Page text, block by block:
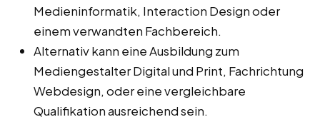
Medieninformatik, Interaction Design oder
einem verwandten Fachbereich.
Alternativ kann eine Ausbildung zum
Mediengestalter Digital und Print, Fachrichtung
Webdesign, oder eine vergleichbare
Qualifikation ausreichend sein.